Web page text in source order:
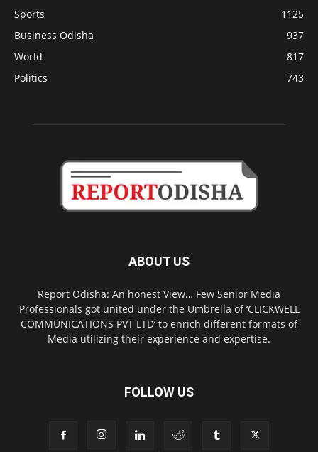
Sports
1125
Business Odisha
937
World
817
Politics
743
ABOUT US
Report Odisha: An honest View… Few Senior Media
Professionals got united under the Umbrella of ‘CLICKWELL
COMMUNICATIONS PVT LTD’ to enrich different formats of
Media utilizing their experience and expertise.
FOLLOW US